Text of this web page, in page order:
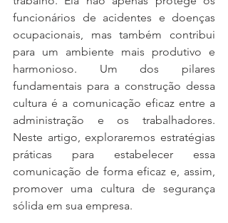
funcionários de acidentes e doenças
ocupacionais, mas também contribui
para um ambiente mais produtivo e
harmonioso. Um dos pilares
fundamentais para a construção dessa
cultura é a comunicação eficaz entre a
administração e os trabalhadores.
Neste artigo, exploraremos estratégias
práticas para estabelecer essa
comunicação de forma eficaz e, assim,
promover uma cultura de segurança
sólida em sua empresa.